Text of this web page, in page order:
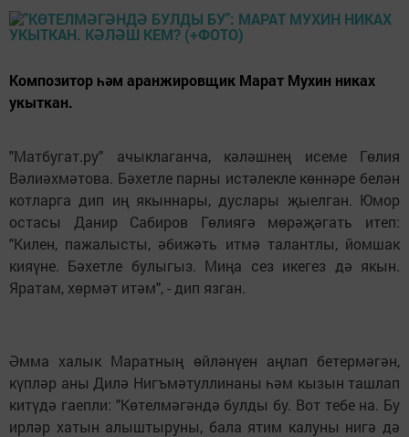
Композитор һәм аранжировщик Марат Мухин никах
укыткан.
"Матбугат.ру" ачыклаганча, кәләшнең исеме Гөлия
Вәлиәхмәтова. Бәхетле парны истәлекле көннәре белән
котларга дип иң якыннары, дуслары җыелган. Юмор
остасы Данир Сабиров Гөлиягә мөрәҗәгать итеп:
"Килен, пажалысты, әбижәть итмә талантлы, йомшак
кияүне. Бәхетле булыгыз. Миңа сез икегез дә якын.
Яратам, хөрмәт итәм", - дип язган.
Әмма халык Маратның өйләнүен аңлап бетермәгән,
күпләр аны Дилә Нигъмәтуллинаны һәм кызын ташлап
китүдә гаепли: "Көтелмәгәндә булды бу. Вот тебе на. Бу
ирләр хатын алыштыруны, бала ятим калуны нигә дә